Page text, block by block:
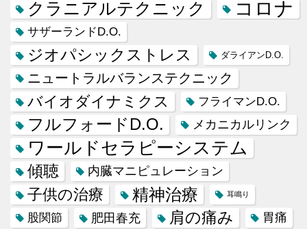
クラニアルテクニック コロナ
サザーランドD.O.
ジオパシックストレス ダライアンD.O.
ニュートラルバランステクニック
バイオダイナミクス フライマンD.O.
フルフォードD.O. メカニカルリンク
ワールドセラピーシステム
傾聴 内臓マニピュレーション
子供の治療 精神治療 耳鳴り
股関節 肥田春充 肩の痛み 胃痛